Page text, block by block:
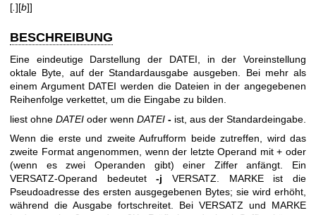
[ ][b]]
BESCHREIBUNG
Eine eindeutige Darstellung der DATEI, in der Voreinstellung
oktale Byte, auf der Standardausgabe ausgeben. Bei mehr als
einem Argument DATEI werden die Dateien in der angegebenen
Reihenfolge verkettet, um die Eingabe zu bilden.
liest ohne DATEI oder wenn DATEI - ist, aus der Standardeingabe.
Wenn die erste und zweite Aufrufform beide zutreffen, wird das
zweite Format angenommen, wenn der letzte Operand mit + oder
(wenn es zwei Operanden gibt) einer Ziffer anfängt. Ein
VERSATZ‐Operand bedeutet-j VERSATZ. MARKE ist die
Pseudoadresse des ersten ausgegebenen Bytes; sie wird erhöht,
während die Ausgabe fortschreitet. Bei VERSATZ und MARKE